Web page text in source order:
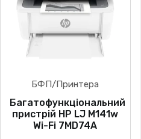
БФП/Принтера
Багатофункціональний
пристрій HP LJ M141w
Wi-Fi 7MD74A